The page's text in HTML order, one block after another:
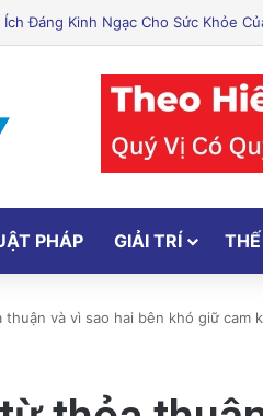
PHÁP GIẢI TRÍ
và vì sao hai bên khó giữ cam